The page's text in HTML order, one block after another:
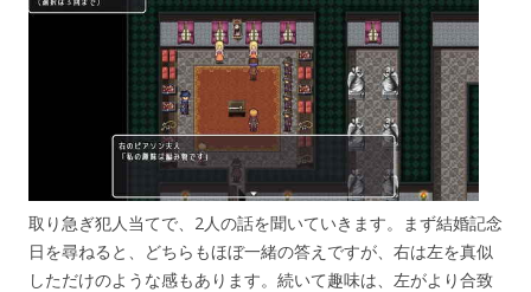
取り急ぎ犯人当てで、2人の話を聞いていきます。まず結婚記念
日を尋ねると、どちらもほぼ一緒の答えですが、右は左を真似
しただけのような感もあります。続いて趣味は、左がより合致